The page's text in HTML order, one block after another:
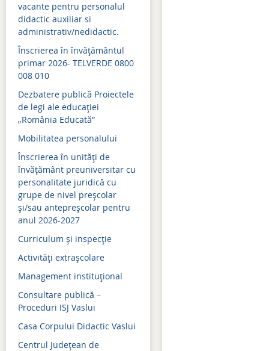
vacante pentru personalul
didactic auxiliar si
administrativ/nedidactic.
Înscrierea în învăţământul
primar 2026- TELVERDE 0800
008 010
Dezbatere publică Proiectele
de legi ale educației
„România Educată”
Mobilitatea personalului
Înscrierea în unități de
învățământ preuniversitar cu
personalitate juridică cu
grupe de nivel preșcolar
și/sau antepreșcolar pentru
anul 2026-2027
Curriculum şi inspecţie
Activităţi extraşcolare
Management instituţional
Consultare publică –
Proceduri ISJ Vaslui
Casa Corpului Didactic Vaslui
Centrul Judeţean de